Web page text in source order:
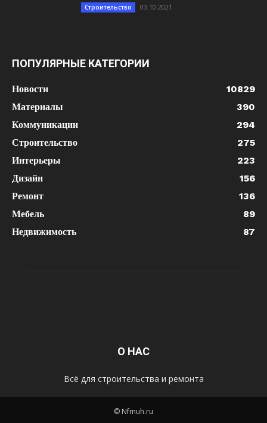
Строительство 03.10.2021
ПОПУЛЯРНЫЕ КАТЕГОРИИ
Новости
10829
Материалы
390
Коммуникации
294
Строительство
275
Интерьеры
223
Дизайн
156
Ремонт
136
Мебель
89
Недвижимость
87
О НАС
Всё для строительства и ремонта
© Nfmuh.ru